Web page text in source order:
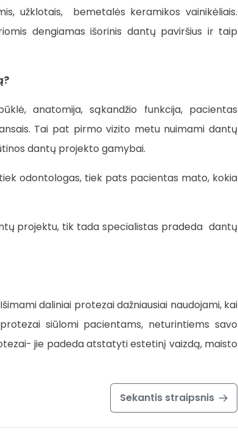
užklotais, bemetalės keramikos vainikėliais.
dengiamas išorinis dantų paviršius ir taip
anatomija, sąkandžio funkcija, pacientas
Tai pat pirmo vizito metu nuimami dantų
dantų projekto gamybai.
odontologas, tiek pats pacientas mato, kokia
projektu, tik tada specialistas pradeda dantų
daliniai protezai dažniausiai naudojami, kai
siūlomi pacientams, neturintiems savo
jie padeda atstatyti estetinį vaizdą, maisto
Sekantis straipsnis